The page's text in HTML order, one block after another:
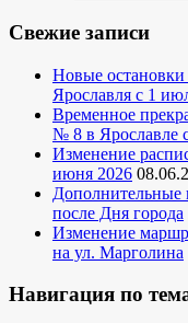
Свежие записи
Новые
Ярославля с 1
Временное
№ 8 в Ярославле
Изменение
июня 2026
Дополнительные
после Дня города
Изменение
на ул. Марголина
Навигация по